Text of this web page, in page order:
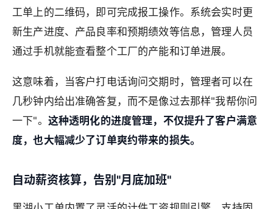
工单上的二维码，即可完成报工操作。系统会实时更
新生产进度、产品良率和预期绩效等信息，管理人员
通过手机就能查看整个工厂的产能和订单进展。
这意味着，当客户打电话询问交期时，管理者可以在
几秒钟内给出准确答复，而不是像过去那样"我帮你问
一下"。 这种透明化的进度管理，不仅提升了客户满意
度，也大幅减少了订单爽约带来的损失。
自动薪资核算，告别"月底加班"